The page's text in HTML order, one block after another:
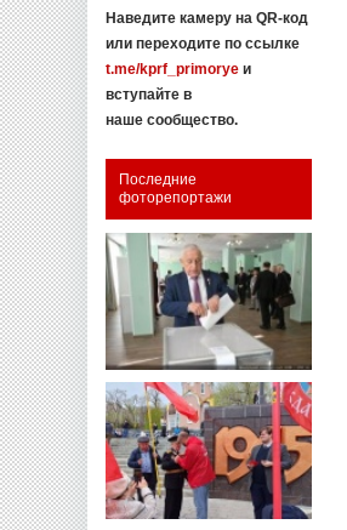
Наведите камеру на QR-код
или переходите по ссылке
t.me/kprf_primorye и
вступайте в
наше сообщество.
Последние
фоторепортажи